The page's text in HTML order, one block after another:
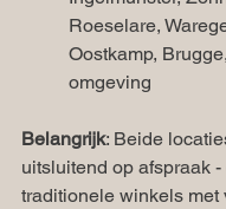
Roeselare,
Oostkamp,
omgeving
Belangrijk: Beide
uitsluitend op afspraak
traditionele winkels met